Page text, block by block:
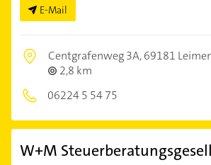
E-Mail
Centgrafenweg 3A,69181
2,8 km
06224 5 54 75
W+M